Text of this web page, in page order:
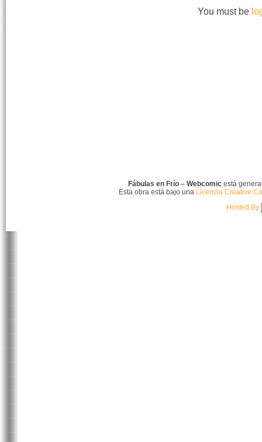
You must be
Fábulas en Frío – Webcomicestá
Esta obra está bajo una Licencia Creative
Hosted By